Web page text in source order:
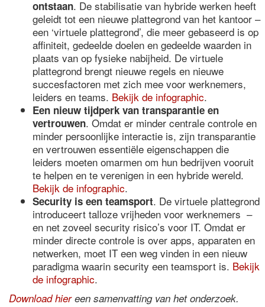
ontstaan. De stabilisatie van hybride werken heeft
geleidt tot een nieuwe plattegrond van het kantoor –
een ‘virtuele plattegrond’, die meer gebaseerd is op
affiniteit, gedeelde doelen en gedeelde waarden in
plaats van op fysieke nabijheid. De virtuele
plattegrond brengt nieuwe regels en nieuwe
succesfactoren met zich mee voor werknemers,
leiders en teams. Bekijk de infographic.
Een nieuw tijdperk van transparantie en
vertrouwen. Omdat er minder centrale controle en
minder persoonlijke interactie is, zijn transparantie
en vertrouwen essentiële eigenschappen die
leiders moeten omarmen om hun bedrijven vooruit
te helpen en te verenigen in een hybride wereld.
Bekijk de infographic.
Security is een teamsport. De virtuele plattegrond
introduceert talloze vrijheden voor werknemers –
en net zoveel security risico’s voor IT. Omdat er
minder directe controle is over apps, apparaten en
netwerken, moet IT een weg vinden in een nieuw
paradigma waarin security een teamsport is. Bekijk
de infographic.
Download hiereen samenvatting van het onderzoek.